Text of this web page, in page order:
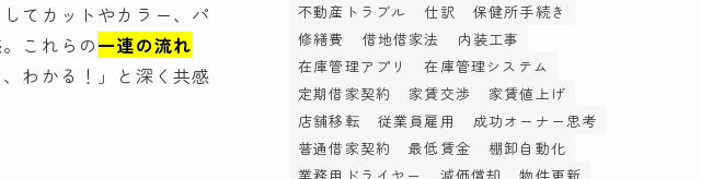
てカットやカラー、パ
これらの一連の流れ
わかる！」と深く共感
不動産トラブル
仕訳
保健所手続き
修繕費
借地借家法
内装工事
在庫管理アプリ
在庫管理システム
定期借家契約
家賃交渉
家賃値上げ
店舗移転
従業員雇用
成功オーナー思考
普通借家契約
最低賃金
棚卸自動化